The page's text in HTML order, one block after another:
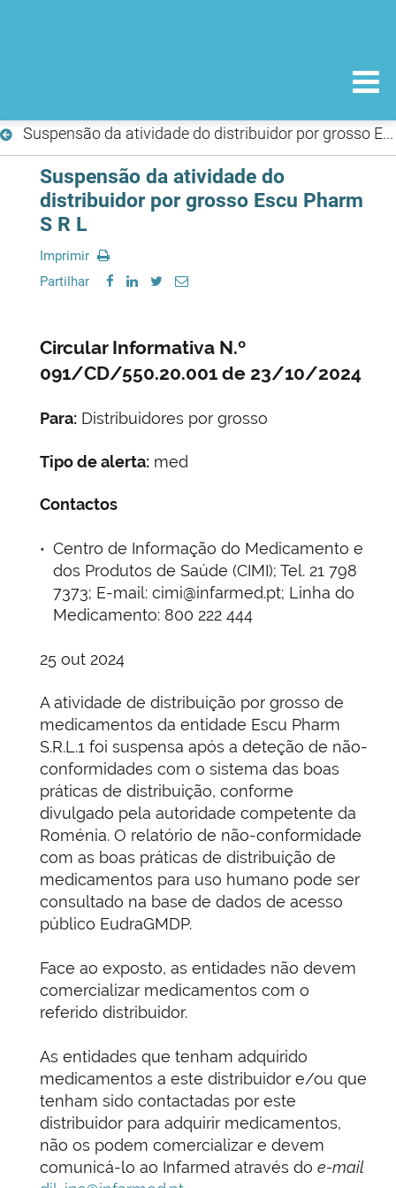
Suspensão da atividade do distribuidor por grosso Escu Pharm S R L
Suspensão da atividade do
distribuidor por grosso Escu Pharm
S R L
Imprimir
Partilhar
Circular Informativa N.º
091/CD/550.20.001 de 23/10/2024
Para: Distribuidores por grosso
Tipo de alerta: med
Contactos
Centro de Informação do Medicamento e
dos Produtos de Saúde (CIMI); Tel. 21 798
7373; E-mail: cimi@infarmed.pt; Linha do
Medicamento: 800 222 444
25 out 2024
A atividade de distribuição por grosso de
medicamentos da entidade Escu Pharm
S.R.L.1 foi suspensa após a deteção de não-
conformidades com o sistema das boas
práticas de distribuição, conforme
divulgado pela autoridade competente da
Roménia. O relatório de não-conformidade
com as boas práticas de distribuição de
medicamentos para uso humano pode ser
consultado na base de dados de acesso
público EudraGMDP.
Face ao exposto, as entidades não devem
comercializar medicamentos com o
referido distribuidor.
As entidades que tenham adquirido
medicamentos a este distribuidor e/ou que
tenham sido contactadas por este
distribuidor para adquirir medicamentos,
não os podem comercializar e devem
comunicá-lo ao Infarmed através do e-mail